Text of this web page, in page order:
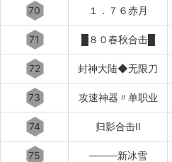
70 １．７６赤月
71 █８０春秋合击█
72 封神大陆◆无限刀
73 攻速神器〃单职业
74 归影合击II
75 ────新冰雪